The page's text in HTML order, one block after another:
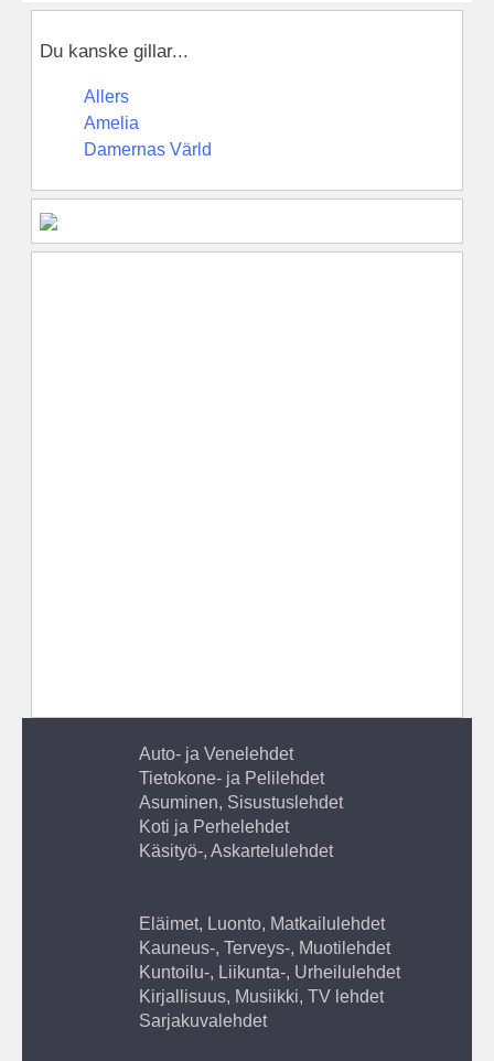
Du kanske gillar...
Allers
Amelia
Damernas Värld
Auto- ja Venelehdet
Tietokone- ja Pelilehdet
Asuminen, Sisustuslehdet
Koti ja Perhelehdet
Käsityö-, Askartelulehdet
Eläimet, Luonto, Matkailulehdet
Kauneus-, Terveys-, Muotilehdet
Kuntoilu-, Liikunta-, Urheilulehdet
Kirjallisuus, Musiikki, TV lehdet
Sarjakuvalehdet